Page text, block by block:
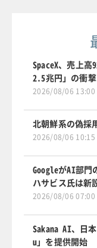
SpaceX、売上
2.5兆円」の衝撃
2026/08/06 13:00
北朝鮮系の偽採
2026/08/06 10:15
GoogleがAI部門
ハサビス氏は新
2026/08/06 07:00
Sakana AI、日
u」を提供開始